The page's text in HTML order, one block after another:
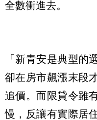
全數衝進去。
「新青安是典型的
卻在房市飆漲末段
追價。而限貸令雖
慢，反讓有實際居